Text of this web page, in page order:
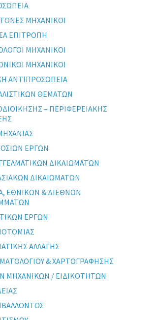
ΜΗΧΑΝΙΚΟΙ
ΕΠΙΤΡΟΠΗ
ΜΗΧΑΝΙΚΟΙ
ΜΗΧΑΝΙΚΟΙ
ΑΝΤΙΠΡΟΣΩΠΕΙΑ
ΘΕΜΑΤΩΝ
– ΠΕΡΙΦΕΡΕΙΑΚΗΣ
ΕΡΓΩΝ
ΔΙΚΑΙΩΜΑΤΩΝ
ΔΙΚΑΙΩΜΑΤΩΝ
ΕΘΝΙΚΩΝ & ΔΙΕΘΝΩΝ
ΕΡΓΩΝ
ΑΛΛΑΓΗΣ
& ΧΑΡΤΟΓΡΑΦΗΣΗΣ
ΜΗΧΑΝΙΚΩΝ / ΕΙΔΙΚΟΤΗΤΩΝ